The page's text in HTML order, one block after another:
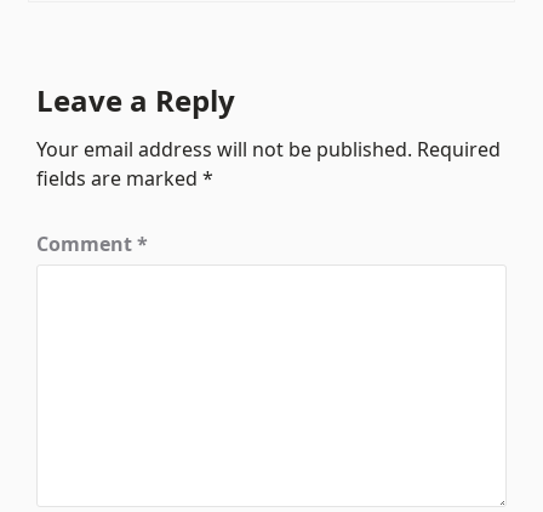
Leave a Reply
Your email address will not be published. Required
fields are marked*
Comment*